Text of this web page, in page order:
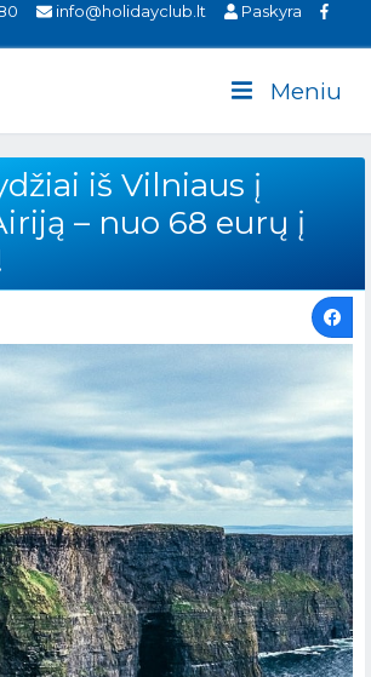
info@holidayclub.lt Paskyra
Meniu
iš Vilniaus į
– nuo 68 eurų į